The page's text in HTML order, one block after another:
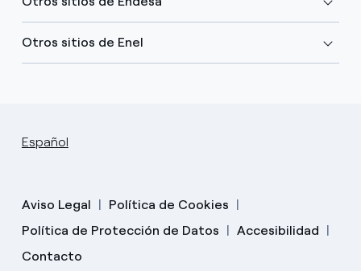
Otros sitios de Enel
Español
Aviso Legal
Política de Cookies
Política de Protección de Datos
Accesibilidad
Contacto